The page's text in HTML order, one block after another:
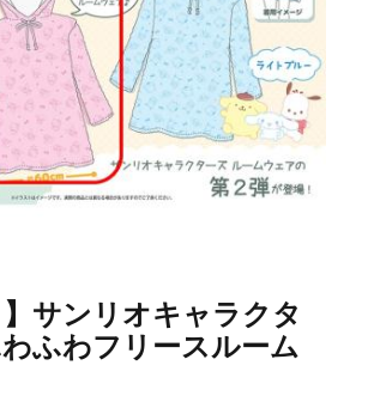
】サンリオキャラクタ
ふわフリースルーム